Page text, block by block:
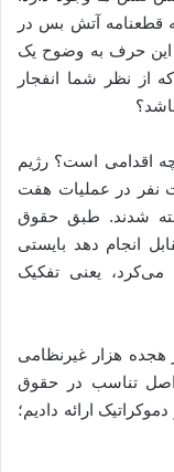
قطعنامه آتش بس در
این حرف به وضوح یک
از نظر شما انفجار
چه اقدامی است؟ رژیم
نفر در عملیات هفت
شدند. طبق حقوق
انجام دهد بایستی
یعنی تفکیک
هجده هزار غیرنظامی
اصل تناسب در حقوق
ارائه دادیم؛